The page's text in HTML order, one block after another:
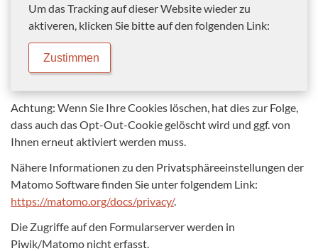
Um das Tracking auf dieser Website wieder zu
aktiveren, klicken Sie bitte auf den folgenden Link:
Zustimmen
Achtung: Wenn Sie Ihre Cookies löschen, hat dies zur Folge,
dass auch das Opt-Out-Cookie gelöscht wird und ggf. von
Ihnen erneut aktiviert werden muss.
Nähere Informationen zu den Privatsphäreeinstellungen der
Matomo Software finden Sie unter folgendem Link:
https://matomo.org/docs/privacy/.
Die Zugriffe auf den Formularserver werden in
Piwik/Matomo nicht erfasst.